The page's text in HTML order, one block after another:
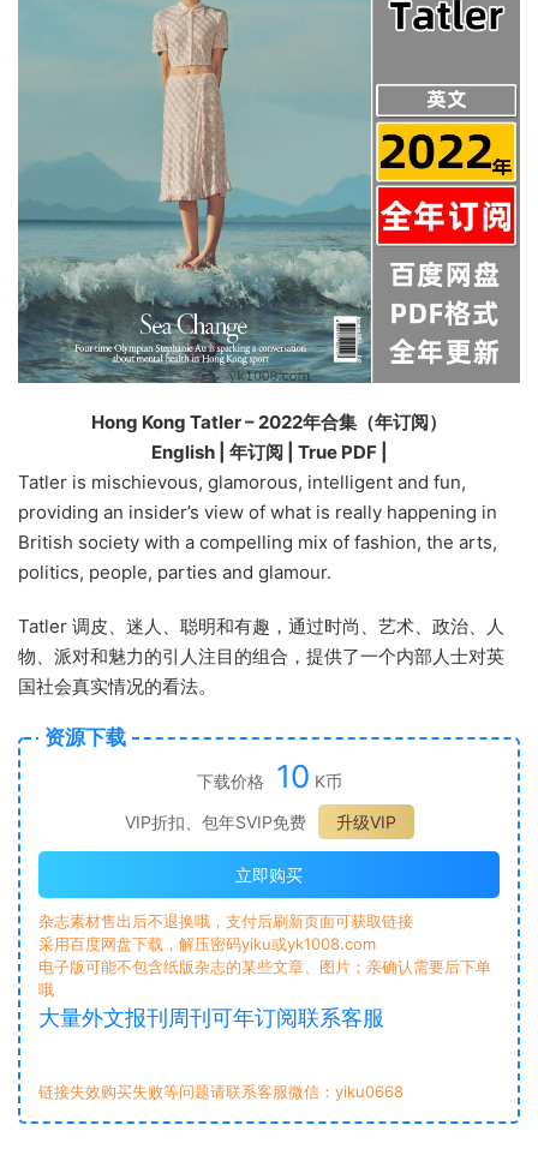
Hong Kong Tatler – 2022年合集（年订阅）
English | 年订阅 | True PDF |
Tatler is mischievous, glamorous, intelligent and fun,
providing an insider’s view of what is really happening in
British society with a compelling mix of fashion, the arts,
politics, people, parties and glamour.
Tatler 调皮、迷人、聪明和有趣，通过时尚、艺术、政治、人
物、派对和魅力的引人注目的组合，提供了一个内部人士对英
国社会真实情况的看法。
资源下载
下载价格 10 K币
VIP折扣、包年SVIP免费
升级VIP
立即购买
杂志素材售出后不退换哦，支付后刷新页面可获取链接
采用百度网盘下载，解压密码yiku或yk1008.com
电子版可能不包含纸版杂志的某些文章、图片；亲确认需要后下单
哦
大量外文报刊周刊可年订阅联系客服
链接失效购买失败等问题请联系客服微信：yiku0668